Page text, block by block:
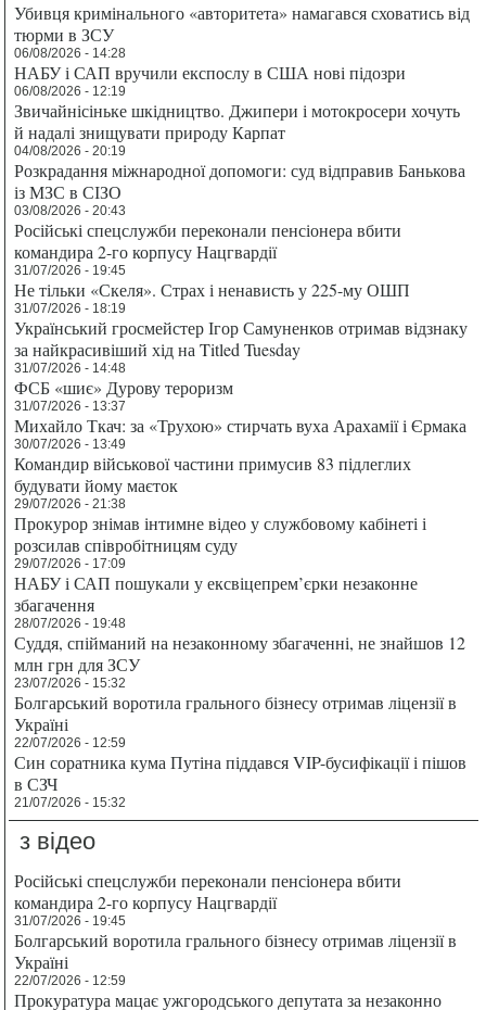
Убивця кримінального «авторитета» намагався сховатись від
тюрми в ЗСУ
06/08/2026 - 14:28
НАБУ і САП вручили експослу в США нові підозри
06/08/2026 - 12:19
Звичайнісіньке шкідництво. Джипери і мотокросери хочуть
й надалі знищувати природу Карпат
04/08/2026 - 20:19
Розкрадання міжнародної допомоги: суд відправив Банькова
із МЗС в СІЗО
03/08/2026 - 20:43
Російські спецслужби переконали пенсіонера вбити
командира 2-го корпусу Нацгвардії
31/07/2026 - 19:45
Не тільки «Скеля». Страх і ненависть у 225-му ОШП
31/07/2026 - 18:19
Український гросмейстер Ігор Самуненков отримав відзнаку
за найкрасивіший хід на Titled Tuesday
31/07/2026 - 14:48
ФСБ «шиє» Дурову тероризм
31/07/2026 - 13:37
Михайло Ткач: за «Трухою» стирчать вуха Арахамії і Єрмака
30/07/2026 - 13:49
Командир військової частини примусив 83 підлеглих
будувати йому маєток
29/07/2026 - 21:38
Прокурор знімав інтимне відео у службовому кабінеті і
розсилав співробітницям суду
29/07/2026 - 17:09
НАБУ і САП пошукали у ексвіцепрем’єрки незаконне
збагачення
28/07/2026 - 19:48
Суддя, спійманий на незаконному збагаченні, не знайшов 12
млн грн для ЗСУ
23/07/2026 - 15:32
Болгарський воротила грального бізнесу отримав ліцензії в
Україні
22/07/2026 - 12:59
Син соратника кума Путіна піддався VIP-бусифікації і пішов
в СЗЧ
21/07/2026 - 15:32
з відео
Російські спецслужби переконали пенсіонера вбити
командира 2-го корпусу Нацгвардії
31/07/2026 - 19:45
Болгарський воротила грального бізнесу отримав ліцензії в
Україні
22/07/2026 - 12:59
Прокуратура мацає ужгородського депутата за незаконно